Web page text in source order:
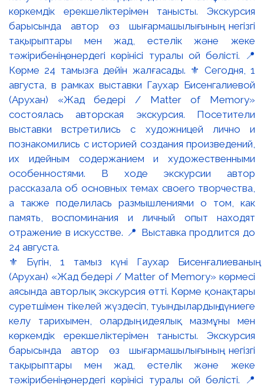
⚜️ Бүгін, 1 тамыз күні Гаухар Бисенғалиеваның
(Арухан) «Жад бедері / Matter of Memory» көрмесі
аясында авторлық экскурсия өтті. Көрме қонақтары
суретшімен тікелей жүздесіп, туындылардың дүниеге
келу тарихымен, олардың идеялық мазмұны мен
көркемдік ерекшеліктерімен танысты. Экскурсия
барысында автор өз шығармашылығының негізгі
тақырыптары мен жад, естелік және жеке
тәжірибенің өнердегі көрінісі туралы ой бөлісті. 📍